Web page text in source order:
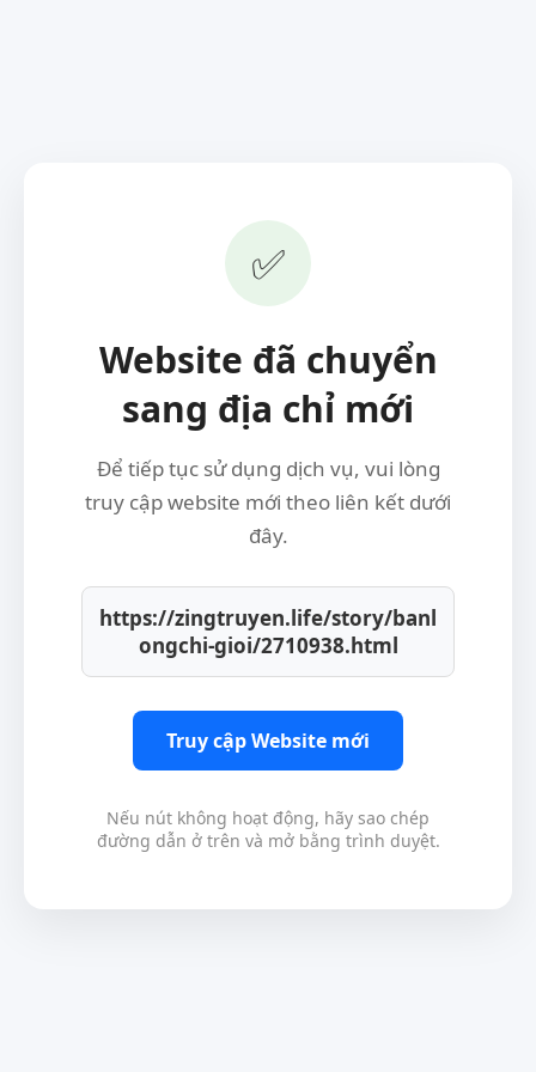
✅
Website đã chuyển
sang địa chỉ mới
Để tiếp tục sử dụng dịch vụ, vui lòng
truy cập website mới theo liên kết dưới
đây.
https://zingtruyen.life/story/banl
ongchi-gioi/2710938.html
Truy cập Website mới
Nếu nút không hoạt động, hãy sao chép
đường dẫn ở trên và mở bằng trình duyệt.